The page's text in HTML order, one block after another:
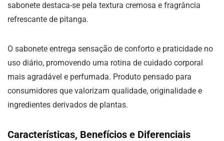
sabonete destaca-se pela textura cremosa e fragrância
refrescante de pitanga.
O sabonete entrega sensação de conforto e praticidade no
uso diário, promovendo uma rotina de cuidado corporal
mais agradável e perfumada. Produto pensado para
consumidores que valorizam qualidade, originalidade e
ingredientes derivados de plantas.
Características, Benefícios e Diferenciais